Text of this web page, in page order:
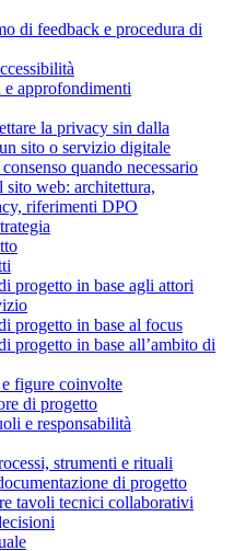
di feedback e procedura di
approfondimenti
la privacy sin dalla
sito o servizio digitale
quando necessario
sito web: architettura,
riferimenti DPO
progetto in base agli attori
progetto in base al focus
progetto in base all’ambito di
figure coinvolte
di progetto
e responsabilità
strumenti e rituali
di progetto
tavoli tecnici collaborativi